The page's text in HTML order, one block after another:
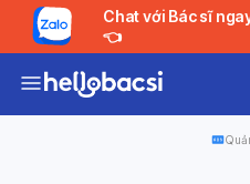
Chat với Bác sĩ ngay 👉 Nhận tư vấn MIỄN
👈